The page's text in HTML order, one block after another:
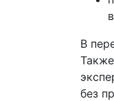
В
без